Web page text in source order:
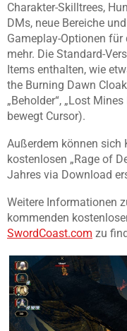
Charakter-Skilltrees,
DMs, neue Bereiche
Gameplay-Optionen für
mehr. Die Standard-
Items enthalten, wie
the Burning Dawn
„Beholder“, „Lost
bewegt Cursor).
Außerdem können sich
kostenlosen „Rage of
Jahres via Download
Weitere Informationen
kommenden
SwordCoast.com zu